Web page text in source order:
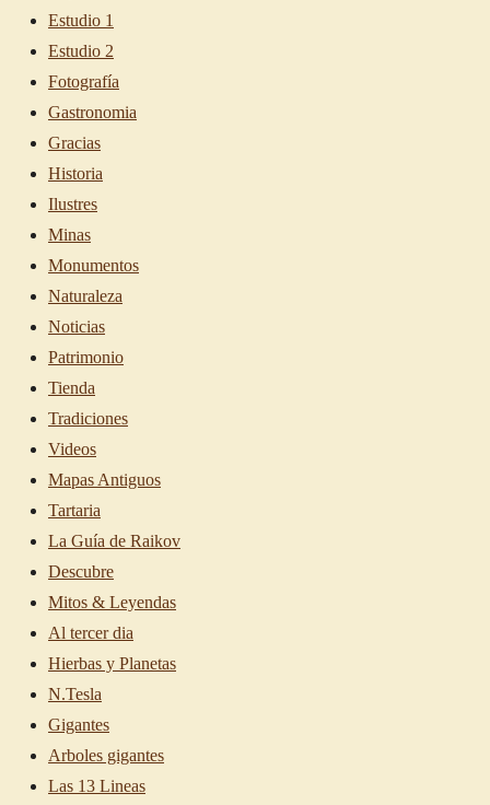
Estudio 1
Estudio 2
Fotografía
Gastronomia
Gracias
Historia
Ilustres
Minas
Monumentos
Naturaleza
Noticias
Patrimonio
Tienda
Tradiciones
Videos
Mapas Antiguos
Tartaria
La Guía de Raikov
Descubre
Mitos & Leyendas
Al tercer dia
Hierbas y Planetas
N.Tesla
Gigantes
Arboles gigantes
Las 13 Lineas